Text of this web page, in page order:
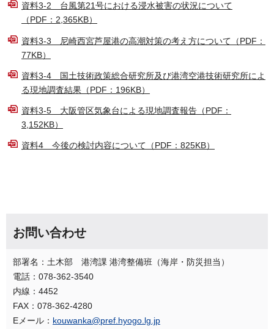
資料3-2 台風第21号における浸水被害の状況について
（PDF：2,365KB）
資料3-3 尼崎西宮芦屋港の高潮対策の考え方について（PDF：
77KB）
資料3-4 国土技術政策総合研究所及び港湾空港技術研究所によ
る現地調査結果（PDF：196KB）
資料3-5 大阪管区気象台による現地調査報告（PDF：
3,152KB）
資料4 今後の検討内容について（PDF：825KB）
お問い合わせ
部署名：土木部 港湾課 港湾整備班（海岸・防災担当）
電話：078-362-3540
内線：4452
FAX：078-362-4280
Eメール： kouwanka@pref.hyogo.lg.jp